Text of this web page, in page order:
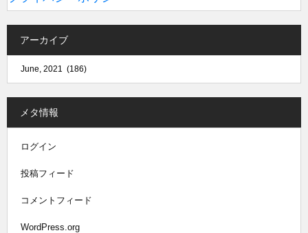
アーカイブ
メタ情報
ログイン
投稿フィード
コメントフィード
WordPress.org